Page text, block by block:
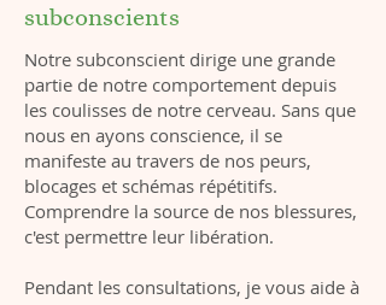
subconscients
Notre subconscient dirige une grande
partie de notre comportement depuis
les coulisses de notre cerveau. Sans que
nous en ayons conscience, il se
manifeste au travers de nos peurs,
blocages et schémas répétitifs.
Comprendre la source de nos blessures,
c'est permettre leur libération.
Pendant les consultations, je vous aide à